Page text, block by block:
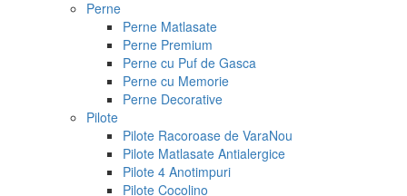
Perne
Perne Matlasate
Perne Premium
Perne cu Puf de Gasca
Perne cu Memorie
Perne Decorative
Pilote
Pilote Racoroase de VaraNou
Pilote Matlasate Antialergice
Pilote 4 Anotimpuri
Pilote Cocolino